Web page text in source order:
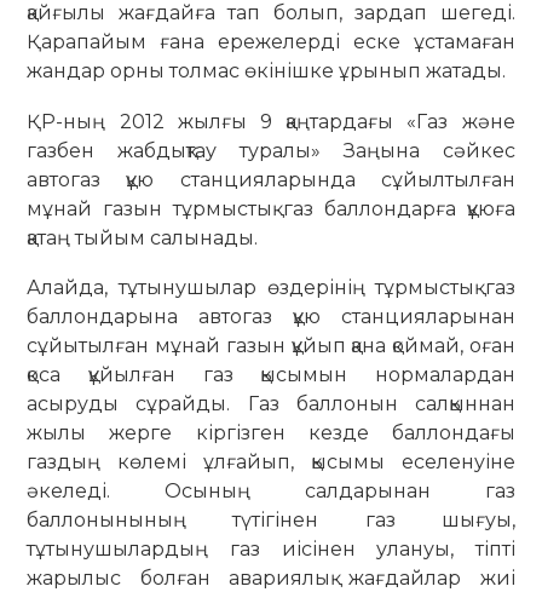
қайғылы жағдайға тап болып, зардап шегеді.
Қарапайым ғана ережелерді еске ұстамаған
жандар орны толмас өкінішке ұрынып жатады.
ҚР-ның 2012 жылғы 9 қаңтардағы «Газ және
газбен жабдықтау туралы» Заңына сәйкес
автогаз құю станцияларында сұйылтылған
мұнай газын тұрмыстық газ баллондарға құюға
қатаң тыйым салынады.
Алайда, тұтынушылар өздерінің тұрмыстық газ
баллондарына автогаз құю станцияларынан
сұйытылған мұнай газын құйып қана қоймай, оған
қоса құйылған газ қысымын нормалардан
асыруды сұрайды. Газ баллонын салқыннан
жылы жерге кіргізген кезде баллондағы
газдың көлемі ұлғайып, қысымы еселенуіне
әкеледі. Осының салдарынан газ
баллонынының түтігінен газ шығуы,
тұтынушылардың газ иісінен улануы, тіпті
жарылыс болған авариялық жағдайлар жиі